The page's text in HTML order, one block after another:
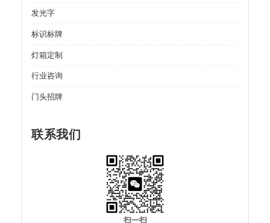
发光字
标识标牌
灯箱定制
行业咨询
门头招牌
联系我们
扫一扫